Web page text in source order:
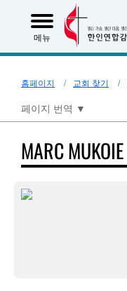
메뉴
홈페이지 교회 찾기
페이지 번역 ▼
MARC MUKOIE